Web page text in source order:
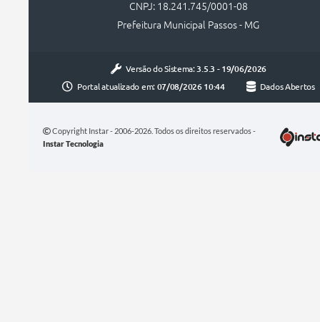
CNPJ: 18.241.745/0001-08
Prefeitura Municipal Passos - MG
Versão do Sistema: 3.5.3 - 19/06/2026
Portal atualizado em: 07/08/2026 10:44 Dados Abertos
Copyright Instar - 2006-2026. Todos os direitos reservados -
Instar Tecnologia